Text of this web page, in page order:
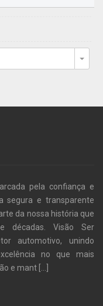
pela confiança e
segura e transparente
da nossa história que
décadas. Visão Ser
automotivo, unindo
no que mais
e mant